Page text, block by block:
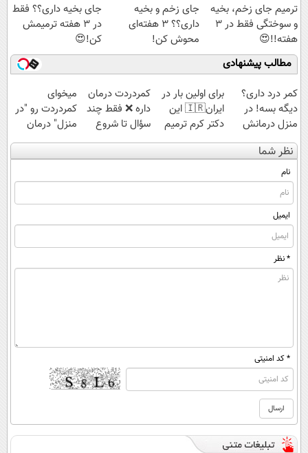
ترمیم جای زخم، بخیه
و سوختگی فقط در 3
هفته!!😍
جای زخم و بخیه
داری؟؟ 3 هفته‌ای
محوش کن!
جای بخیه داری؟؟ فقط
در 3 هفته ترمیمش
کن!😍
مطالب پیشنهادی
کمر درد داری؟
دیگه بسه! در
منزل درمانش
کن
(◀پرسش‌نامه)
برای اولین بار در
ایران🇮🇷 این
دکتر کرم ترمیم
کننده 23 روزه
‌کمردردت درمان
داره ❌ فقط چند
سؤال تا شروع
بهبودی فاصله‌
میخوای
کمردردت رو "در
منزل" درمان
کنی؟ (◂فیلم +
نظر شما
نام
ایمیل
* نظر
* کد امنیتی